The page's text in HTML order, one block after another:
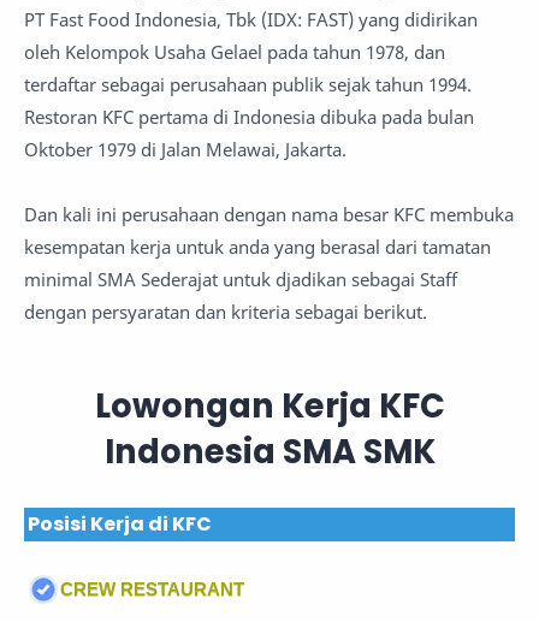
PT Fast Food Indonesia, Tbk (IDX: FAST) yang didirikan
oleh Kelompok Usaha Gelael pada tahun 1978, dan
terdaftar sebagai perusahaan publik sejak tahun 1994.
Restoran KFC pertama di Indonesia dibuka pada bulan
Oktober 1979 di Jalan Melawai, Jakarta.
Dan kali ini perusahaan dengan nama besar KFC membuka
kesempatan kerja untuk anda yang berasal dari tamatan
minimal SMA Sederajat untuk djadikan sebagai Staff
dengan persyaratan dan kriteria sebagai berikut.
Lowongan Kerja KFC
Indonesia SMA SMK
Posisi Kerja di KFC
CREW RESTAURANT